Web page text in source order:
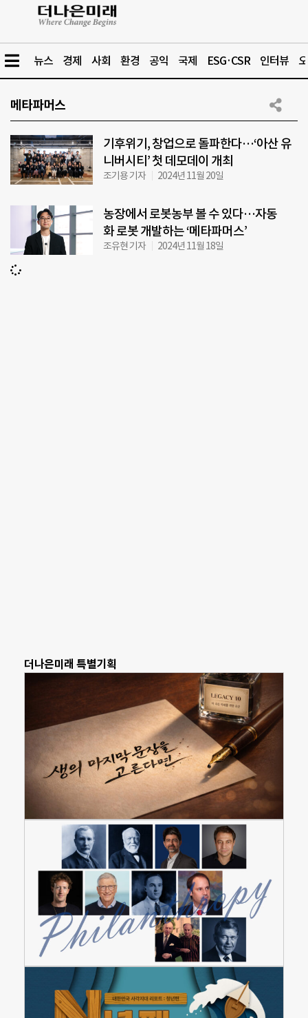
뉴스 경제 사회 환경 공익 국제 ESG·CSR 인터뷰
메타파머스
기후위기, 창업으로 돌파한다…‘아산 유
니버시티’ 첫 데모데이 개최
조기용 기자 2024년 11월 20일
농장에서 로봇농부 볼 수 있다…자동
화 로봇 개발하는 ‘메타파머스’
조유현 기자 2024년 11월 18일
더나은미래 특별기획